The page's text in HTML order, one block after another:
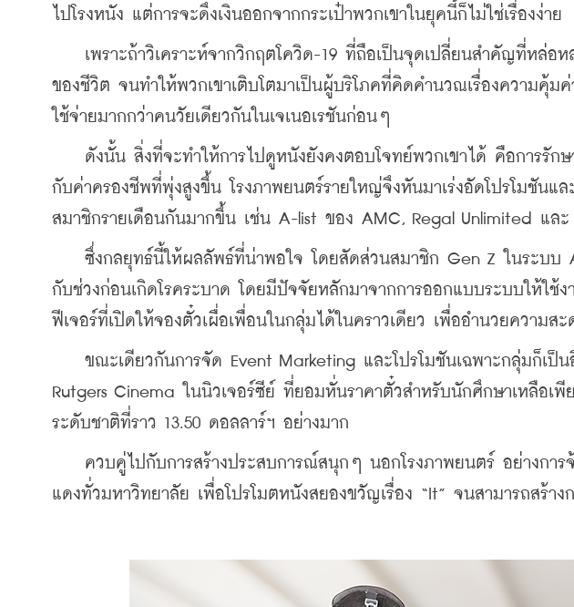
ไปโรงหนัง แต่การจะดึงเงินออกจากกระเป๋าพวกเขาในยุคนี้ก็ไม่ใช่เรื่องง่าย
เพราะถ้าวิเคราะห์จากวิกฤตโควิด-19 ที่ถือเป็นจุดเปลี่ยนสำคัญที่หล่อ
ของชีวิต จนทำให้พวกเขาเติบโตมาเป็นผู้บริโภคที่คิดคำนวณเรื่องความคุ้ม
ใช้จ่ายมากกว่าคนวัยเดียวกันในเจเนอเรชันก่อนๆ
ดังนั้น สิ่งที่จะทำให้การไปดูหนังยังคงตอบโจทย์พวกเขาได้ คือการรักษ
กับค่าครองชีพที่พุ่งสูงขึ้น
โรงภาพยนตร์รายใหญ่จึงหันมาเร่งอัดโปรโมชัน
สมาชิกรายเดือนกันมากขึ้น เช่น A-list ของ AMC, Regal Unlimited แล
ซึ่งกลยุทธ์นี้ให้ผลลัพธ์ที่น่าพอใจ โดยสัดส่วนสมาชิก Gen Z ในระบบ
กับช่วงก่อนเกิดโรคระบาด โดยมีปัจจัยหลักมาจากการออกแบบระบบให้ใช้ง
ฟีเจอร์ที่เปิดให้จองตั๋วเผื่อเพื่อนในกลุ่มได้ในคราวเดียว เพื่ออำนวยความส
ขณะเดียวกันการจัด Event Marketing และโปรโมชันเฉพาะกลุ่มก็เป็น
Rutgers Cinema ในนิวเจอร์ซีย์ ที่ยอมหั่นราคาตั๋วสำหรับนักศึกษาเหลือเพี
ระดับชาติที่ราว 13.50 ดอลลาร์ฯ อย่างมาก
ควบคู่ไปกับการสร้างประสบการณ์สนุกๆ นอกโรงภาพยนตร์ อย่างการจ้
แดงทั่วมหาวิทยาลัย เพื่อโปรโมตหนังสยองขวัญเรื่อง “It” จนสามารถสร้าง